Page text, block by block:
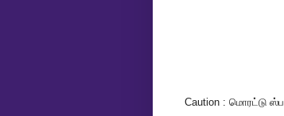
Caution : மொரட்டு